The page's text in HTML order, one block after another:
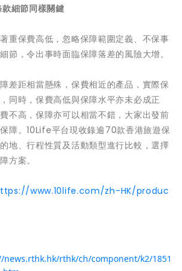
細節同樣關鍵
重保費高低，忽略保障範圍定義、不保事
節，令出事時面臨保障落差的風險大增。
差距相當懸殊，保費相近的產品，實際保
同時，保費高低與保障水平亦未必成正
不高，保障亦可以相當不錯，大家出發前
障。10Life平台現收錄逾70款香港旅遊保
地、行程性質及活動類型進行比較，選擇
方案。
www.10life.com/zh-HK/produc
news.rthk.hk/rthk/ch/component/k2/1851